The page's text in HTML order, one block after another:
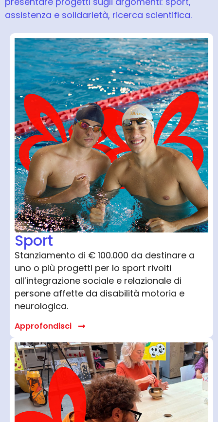
assistenza e solidarietà, ricerca scientifica.
Sport
Stanziamento di € 100.000 da destinare a
uno o più progetti per lo sport rivolti
all’integrazione sociale e relazionale di
persone affette da disabilità motoria e
neurologica.
Approfondisci